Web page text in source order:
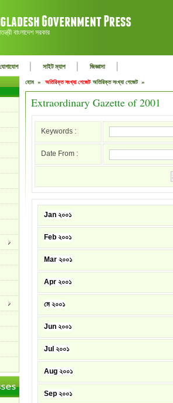
বাংলাদেশ সরকার
যোগাযোগ | সাইট ম্যাপ | জিজ্ঞাসা |
হোম » অতিরিক্ত সংখ্যা গেজেট অতিরিক্ত সংখ্যা গেজেট »
Extraordinary Gazette of 2001
Keywords :
Date From :
Jan ২০০১
Feb ২০০১
Mar ২০০১
Apr ২০০১
মে ২০০১
Jun ২০০১
Jul ২০০১
Aug ২০০১
Sep ২০০১